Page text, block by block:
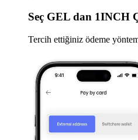
Seç GEL dan 1INCH
Tercih ettiğiniz ödeme